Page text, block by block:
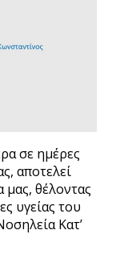
σε ημέρες
αποτελεί
μας, θέλοντας
υγείας του
Κατ’